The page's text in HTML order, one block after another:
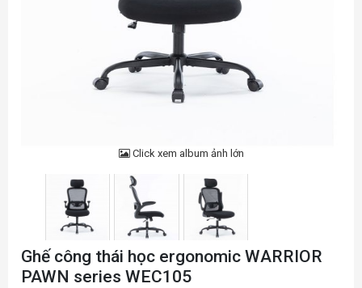
Click xem album ảnh lớn
Ghế công thái học ergonomic WARRIOR
PAWN series WEC105